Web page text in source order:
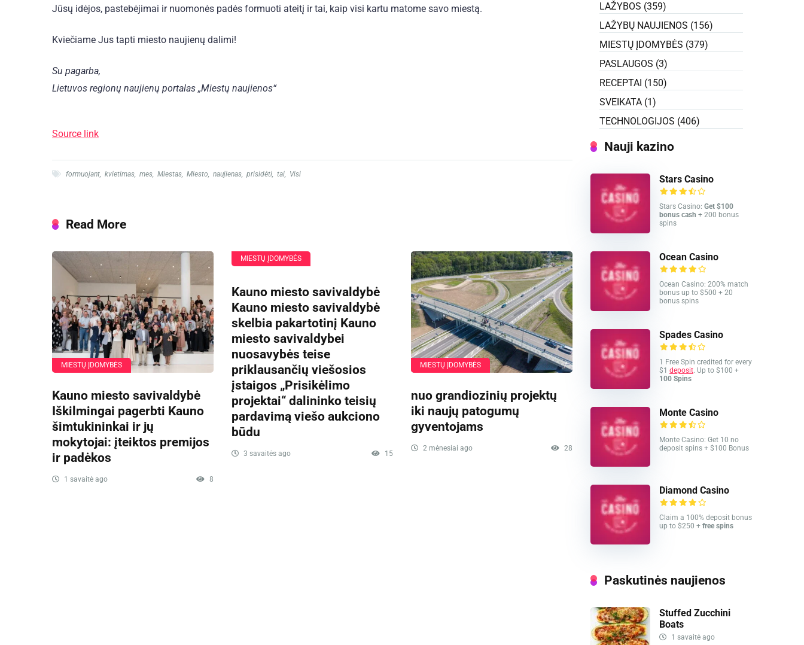
Jūsų idėjos, pastebėjimai ir nuomonės padės formuoti ateitį ir tai, kaip visi kartu matome savo miestą.
Kviečiame Jus tapti miesto naujienų dalimi!
Su pagarba,
Lietuvos regionų naujienų portalas „Miestų naujienos“
Source link
formuojant, kvietimas, mes, Miestas, Miesto, naujienas, prisidėti, tai, Visi
Read More
MIESTŲ ĮDOMYBĖS
Kauno miesto savivaldybė
Iškilmingai pagerbti Kauno
šimtukininkai ir jų
mokytojai: įteiktos premijos
ir padėkos
1 savaitė ago 8
MIESTŲ ĮDOMYBĖS
Kauno miesto savivaldybė
Kauno miesto savivaldybė
skelbia pakartotinį Kauno
miesto savivaldybei
nuosavybės teise
priklausančių viešosios
įstaigos „Prisikėlimo
projektai“ dalininko teisių
pardavimą viešo aukciono
būdu
3 savaitės ago 15
MIESTŲ ĮDOMYBĖS
nuo grandiozinių projektų
iki naujų patogumų
gyventojams
2 mėnesiai ago 28
LAŽYBOS (359)
LAŽYBŲ NAUJIENOS (156)
MIESTŲ ĮDOMYBĖS (379)
PASLAUGOS (3)
RECEPTAI (150)
SVEIKATA (1)
TECHNOLOGIJOS (406)
Nauji kazino
Stars Casino
Stars Casino: Get $100
bonus cash + 200 bonus
spins
Ocean Casino
Ocean Casino: 200% match
bonus up to $500 + 20
bonus spins
Spades Casino
1 Free Spin credited for every
$1 deposit. Up to $100 +
100 Spins
Monte Casino
Monte Casino: Get 10 no
deposit spins + $100 Bonus
Diamond Casino
Claim a 100% deposit bonus
up to $250 + free spins
Paskutinės naujienos
Stuffed Zucchini
Boats
1 savaitė ago